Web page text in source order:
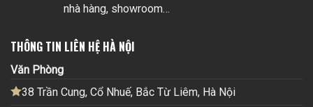
nhà hàng, showroom…
THÔNG TIN LIÊN HỆ HÀ NỘI
Văn Phòng
38 Trần Cung, Cổ Nhuế, Bắc Từ Liêm, Hà Nội